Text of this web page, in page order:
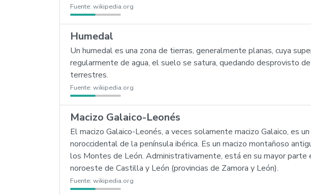
Fuente: wikipedia.org
Humedal
Un humedal es una zona de tierras, generalmente planas, cuya
regularmente de agua, el suelo se satura, quedando desprovisto
terrestres.
Fuente: wikipedia.org
Macizo Galaico-Leonés
El macizo Galaico-Leonés, a veces solamente macizo Galaico, es
noroccidental de la península ibérica. Es un macizo montañoso
los Montes de León. Administrativamente, está en su mayor parte
noroeste de Castilla y León (provincias de Zamora y León).
Fuente: wikipedia.org